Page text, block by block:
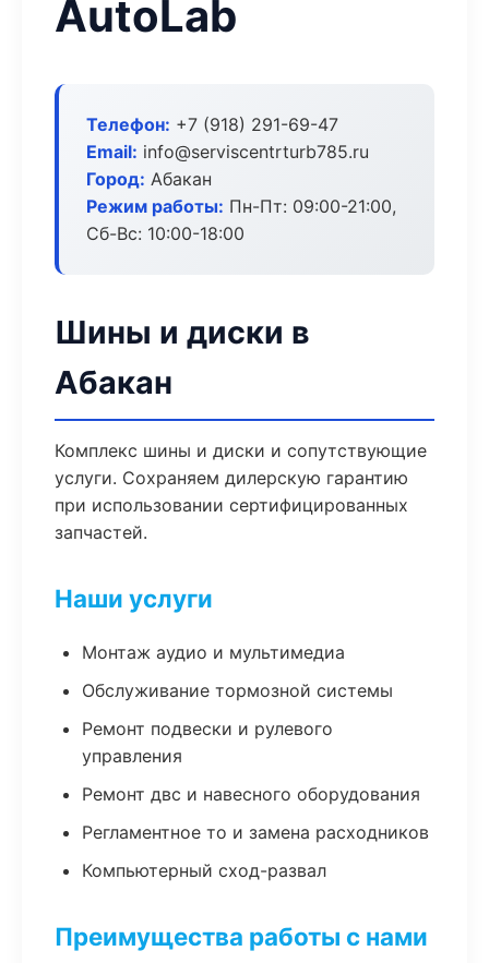
AutoLab
Телефон: +7 (918) 291-69-47
Email: info@serviscentrturb785.ru
Город: Абакан
Режим работы: Пн-Пт: 09:00-21:00,
Сб-Вс: 10:00-18:00
Шины и диски в
Абакан
Комплекс шины и диски и сопутствующие
услуги. Сохраняем дилерскую гарантию
при использовании сертифицированных
запчастей.
Наши услуги
Монтаж аудио и мультимедиа
Обслуживание тормозной системы
Ремонт подвески и рулевого
управления
Ремонт двс и навесного оборудования
Регламентное то и замена расходников
Компьютерный сход-развал
Преимущества работы с нами